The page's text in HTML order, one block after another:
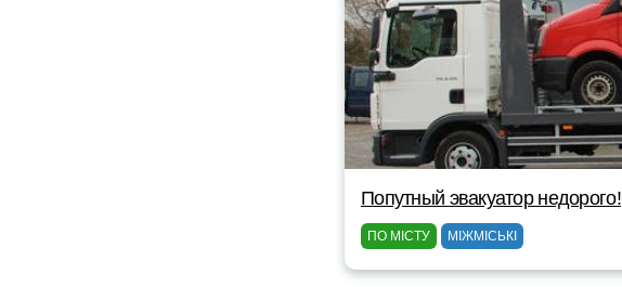
Попутный эвакуатор недорого!
ПО МІСТУ МІЖМІСЬКІ